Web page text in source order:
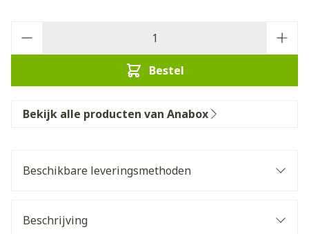
Bestel
Bekijk alle producten van Anabox
Beschikbare leveringsmethoden
Beschrijving